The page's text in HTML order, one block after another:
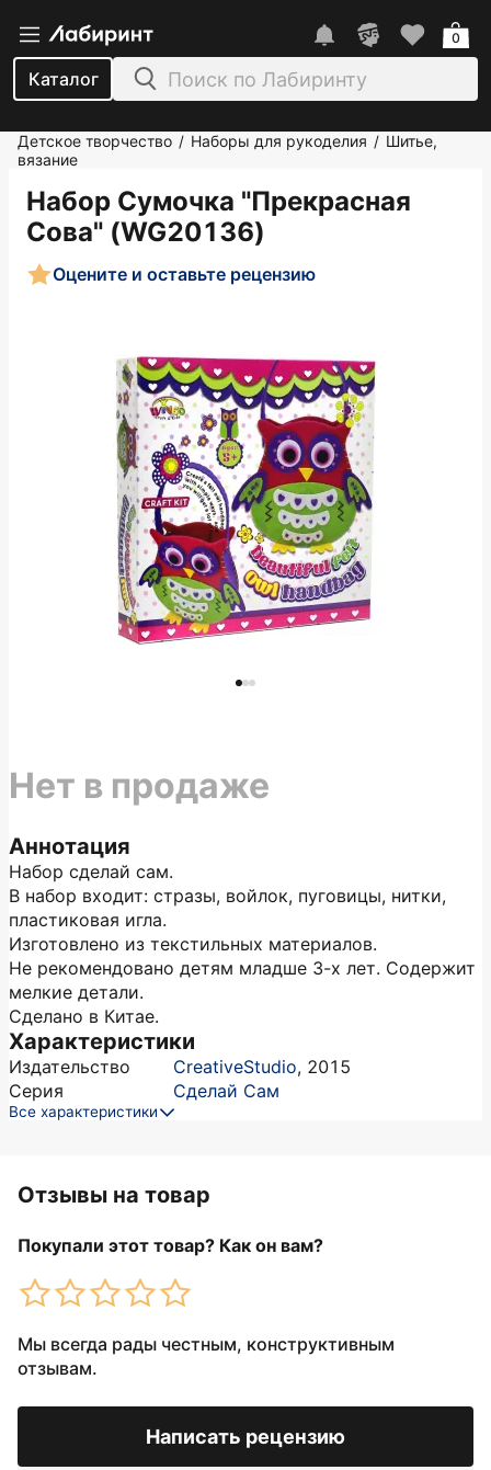
Каталог
0
Детское творчество / Наборы для рукоделия / Шитье,
вязание
Набор Сумочка "Прекрасная
Сова" (WG20136)
Оцените и оставьте рецензию
Аннотация
Набор сделай сам.
В набор входит: стразы, войлок, пуговицы, нитки,
пластиковая игла.
Изготовлено из текстильных материалов.
Не рекомендовано детям младше 3-х лет. Содержит
мелкие детали.
Сделано в Китае.
Характеристики
Издательство CreativeStudio, 2015
Серия
Сделай Сам
Все характеристики
Нет в продаже
Отзывы на товар
Покупали этот товар? Как он вам?
Мы всегда рады честным, конструктивным
отзывам.
Написать рецензию